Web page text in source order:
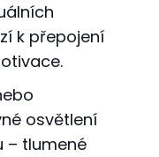
k přepojení
osvětlení
– tlumené